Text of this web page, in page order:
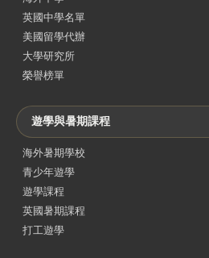
英國中學名單
美國留學代辦
大學研究所
榮譽榜單
遊學與暑期課程
海外暑期學校
青少年遊學
遊學課程
英國暑期課程
打工遊學